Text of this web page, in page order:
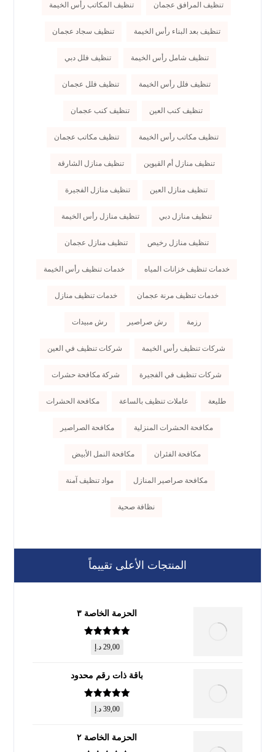
تنظيف المرافق عجمان تنظيف المكاتب رأس الخيمة
تنظيف بعد البناء رأس الخيمة تنظيف سجاد عجمان
تنظيف شامل رأس الخيمة تنظيف فلل دبي
تنظيف فلل رأس الخيمة تنظيف فلل عجمان
تنظيف كنب العين تنظيف كنب عجمان
تنظيف مكاتب رأس الخيمة تنظيف مكاتب عجمان
تنظيف منازل أم القيوين تنظيف منازل الشارقة
تنظيف منازل العين تنظيف منازل الفجيرة
تنظيف منازل دبي تنظيف منازل رأس الخيمة
تنظيف منازل رخيص تنظيف منازل عجمان
خدمات تنظيف خزانات المياه خدمات تنظيف رأس الخيمة
خدمات تنظيف مرنة عجمان خدمات تنظيف منازل
رزمة رش صراصير رش مبيدات
شركات تنظيف رأس الخيمة شركات تنظيف في العين
شركات تنظيف في الفجيرة شركة مكافحة حشرات
طليعة عاملات تنظيف بالساعة مكافحة الحشرات
مكافحة الحشرات المنزلية مكافحة الصراصير
مكافحة الفئران مكافحة النمل الأبيض
مكافحة صراصير المنازل مواد تنظيف آمنة
نظافة صحية
المنتجات الأعلى تقييماً
الحزمة الخاصة ٣
تم التقييم
من 5
29,00 د.إ
باقة ذات رقم محدود
تم التقييم
من 5
39,00 د.إ
الحزمة الخاصة ٢